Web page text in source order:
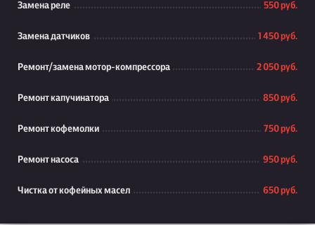
Замена реле 550 руб.
Замена датчиков 1 450 руб.
Ремонт/замена мотор-компрессора 2 050 руб.
Ремонт капучинатора 850 руб.
Ремонт кофемолки 750 руб.
Ремонт насоса 950 руб.
Чистка от кофейных масел 650 руб.